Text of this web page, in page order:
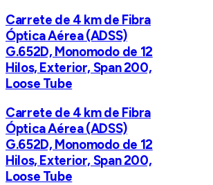
Carrete de 4 km de Fibra
Óptica Aérea (ADSS)
G.652D, Monomodo de 12
Hilos, Exterior, Span 200,
Loose Tube
Carrete de 4 km de Fibra
Óptica Aérea (ADSS)
G.652D, Monomodo de 12
Hilos, Exterior, Span 200,
Loose Tube